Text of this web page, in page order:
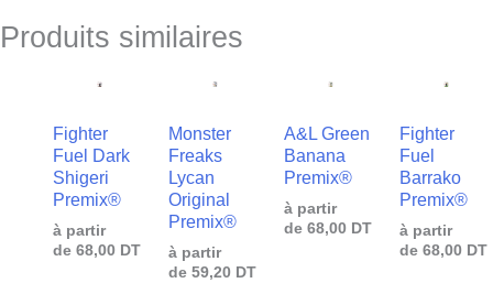
Produits similaires
Fighter
Fuel Dark
Shigeri
Premix®
à partir
de 68,00 DT
Monster
Freaks
Lycan
Original
Premix®
à partir
de 59,20 DT
A&L Green
Banana
Premix®
à partir
de 68,00 DT
Fighter
Fuel
Barrako
Premix®
à partir
de 68,00 DT